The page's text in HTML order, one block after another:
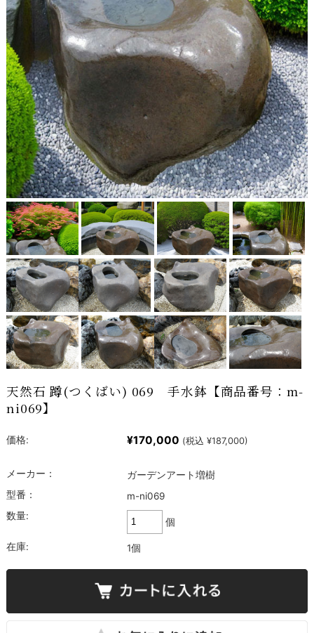
天然石 蹲(つくばい) 069 手水鉢【商品番号：m-
ni069】
価格: ¥170,000 (税込 ¥187,000)
メーカー：
ガーデンアート増樹
型番：
m-ni069
数量:
個
在庫: 1個